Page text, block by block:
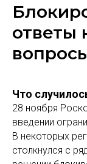
ответы
Что
28 ноября
введении
В некоторых
столкнулся с